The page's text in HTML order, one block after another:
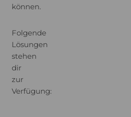
können.
Folgende
Lösungen
stehen
dir
zur
Verfügung: